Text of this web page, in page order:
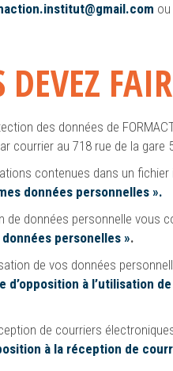
DEVEZ
des données de
courrier au 718 rue de la gare
contenues dans un
données personnelles ».
de données personnelle vous
personelles ».
de vos données
d’opposition à l’utilisation
de courriers
à la réception de